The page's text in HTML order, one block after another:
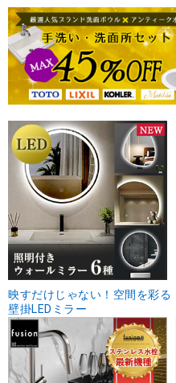
映すだけじゃない！空間を彩る
壁掛LEDミラー